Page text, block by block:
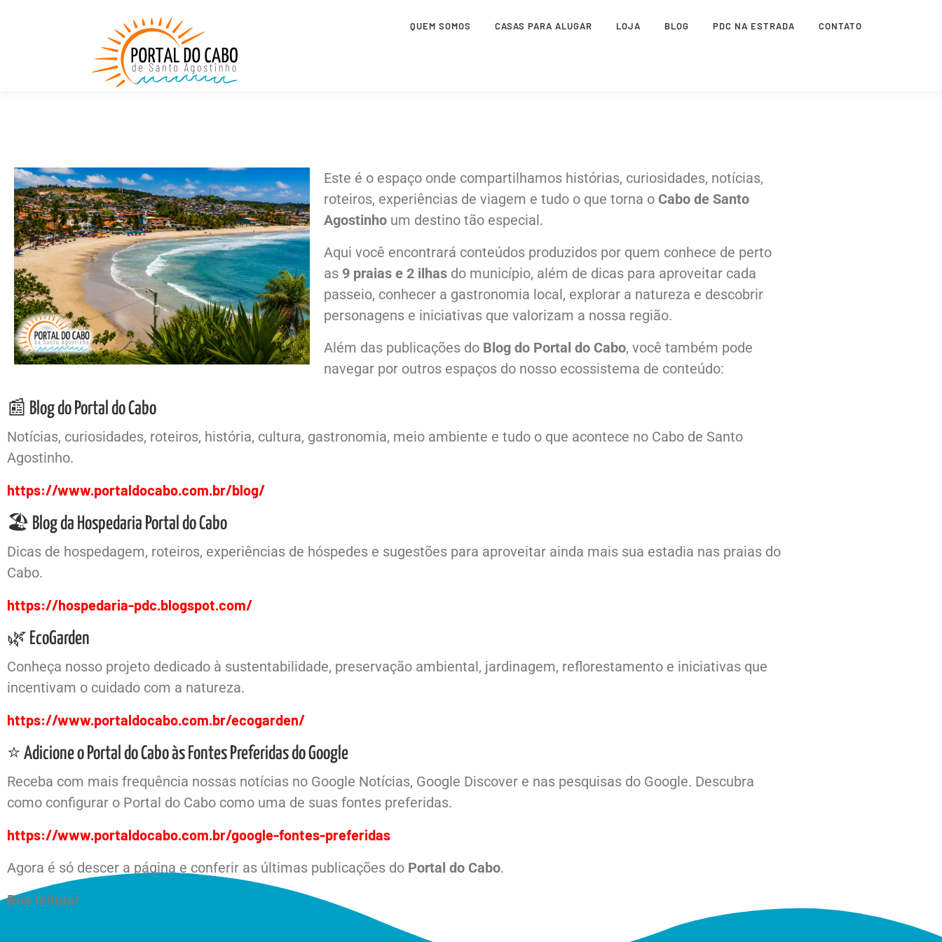
QUEM SOMOS CASAS PARA ALUGAR LOJA BLOG PDC NA ESTRADA CONTATO
Este é o espaço onde compartilhamos histórias, curiosidades, notícias,
roteiros, experiências de viagem e tudo o que torna o Cabo de Santo
Agostinhoum destino tão especial.
Aqui você encontrará conteúdos produzidos por quem conhece de perto
as 9 praias e 2 ilhasdo município, além de dicas para aproveitar cada
passeio, conhecer a gastronomia local, explorar a natureza e descobrir
personagens e iniciativas que valorizam a nossa região.
Além das publicações do Blog do Portal do Cabo, você também pode
navegar por outros espaços do nosso ecossistema de conteúdo:
📰 Blog do Portal do Cabo
Notícias, curiosidades, roteiros, história, cultura, gastronomia, meio ambiente e tudo o que acontece no Cabo de Santo
Agostinho.
https://www.portaldocabo.com.br/blog/
🏖️ Blog da Hospedaria Portal do Cabo
Dicas de hospedagem, roteiros, experiências de hóspedes e sugestões para aproveitar ainda mais sua estadia nas praias do
Cabo.
https://hospedaria-pdc.blogspot.com/
🌿 EcoGarden
Conheça nosso projeto dedicado à sustentabilidade, preservação ambiental, jardinagem, reflorestamento e iniciativas que
incentivam o cuidado com a natureza.
https://www.portaldocabo.com.br/ecogarden/
⭐ Adicione o Portal do Cabo às Fontes Preferidas do Google
Receba com mais frequência nossas notícias no Google Notícias, Google Discover e nas pesquisas do Google. Descubra
como configurar o Portal do Cabo como uma de suas fontes preferidas.
https://www.portaldocabo.com.br/google-fontes-preferidas
Agora é só descer a página e conferir as últimas publicações do Portal do Cabo.
Boa leitura!